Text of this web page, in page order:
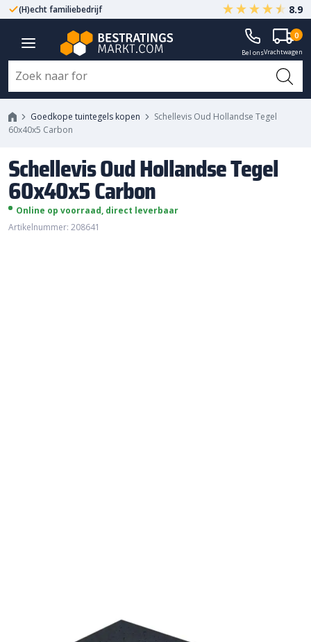
(H)echt familiebedrijf Gegarandeerd A-kwaliteit
8.9
Bel onsVrachtwagen
0
Goedkope tuintegels kopen
Schellevis Oud Hollandse Tegel
60x40x5 Carbon
Schellevis Oud Hollandse Tegel
60x40x5 Carbon
Online op voorraad, direct leverbaar
Artikelnummer: 208641
Schellevis Oud Hollandse Tegel
60x40x5 Carbon